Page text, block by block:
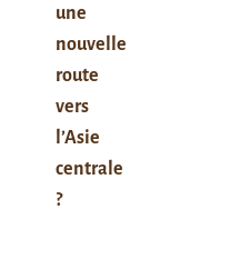
une
nouvelle
route
vers
l’Asie
centrale
?